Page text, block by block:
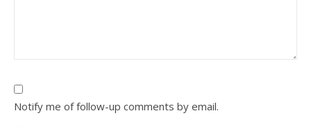
Notify me of follow-up comments by email.